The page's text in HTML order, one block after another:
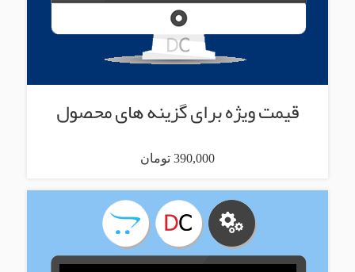
قیمت ویژه برای گزینه های محصول
390,000 تومان